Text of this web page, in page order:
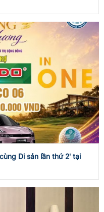
Di sản lần thứ 2' tại